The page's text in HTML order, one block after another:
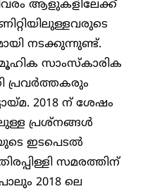
ആളുകളിലേക്ക്
നടക്കുന്നുണ്ട്.
സാംസ്കാരിക
പ്രവർത്തകരും
2018 ന് ശേഷം
പ്രശ്നങ്ങൾ
ഇടപെടൽ
സമരത്തിന്
2018 ലെ